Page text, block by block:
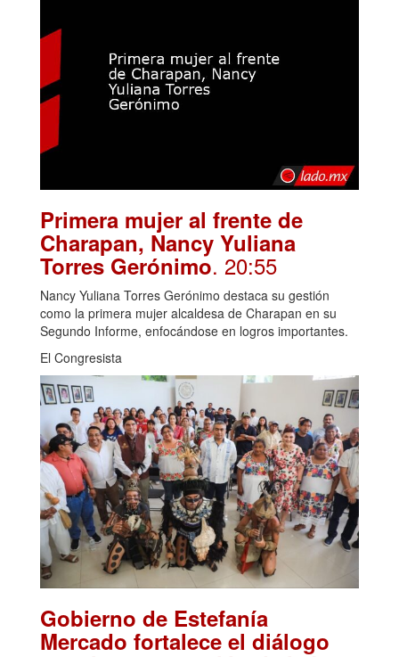
Primera mujer al frente de
Charapan, Nancy Yuliana
Torres Gerónimo. 20:55
Nancy Yuliana Torres Gerónimo destaca su gestión
como la primera mujer alcaldesa de Charapan en su
Segundo Informe, enfocándose en logros importantes.
El Congresista
Gobierno de Estefanía
Mercado fortalece el diálogo